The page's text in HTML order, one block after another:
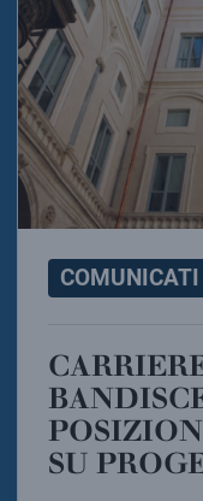
CARRIERE STEM: L’INFN
SU